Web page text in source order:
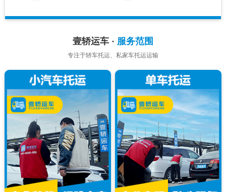
壹轿运车 · 服务范围
专注于轿车托运、私家车托运运输